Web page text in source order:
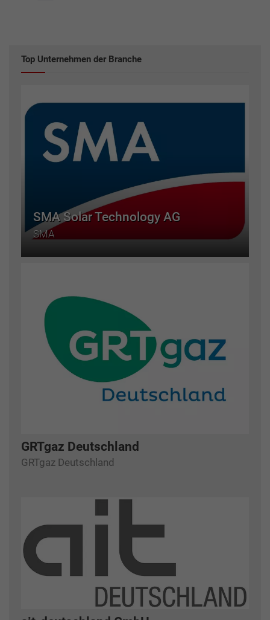
Top Unternehmen der Branche
SMA Solar Technology AG
SMA
GRTgaz Deutschland
GRTgaz Deutschland